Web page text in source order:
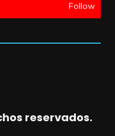
Follow
reservados.